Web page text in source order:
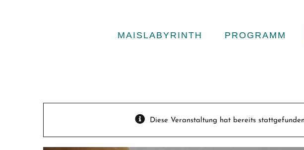
MAISLABYRINTH PROGRAMM
Diese Veranstaltung hat bereits